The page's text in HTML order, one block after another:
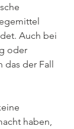
Auch bei
oder
das der Fall
haben,